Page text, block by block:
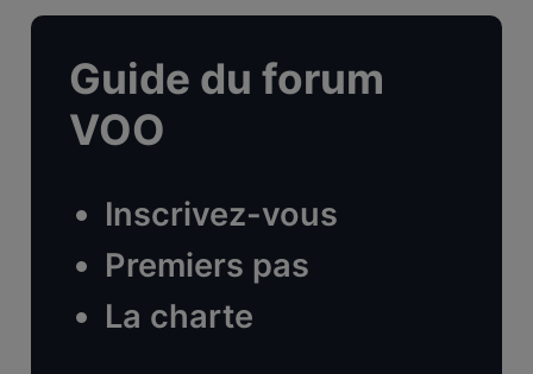
Guide du forum
VOO
Inscrivez-vous
Premiers pas
La charte